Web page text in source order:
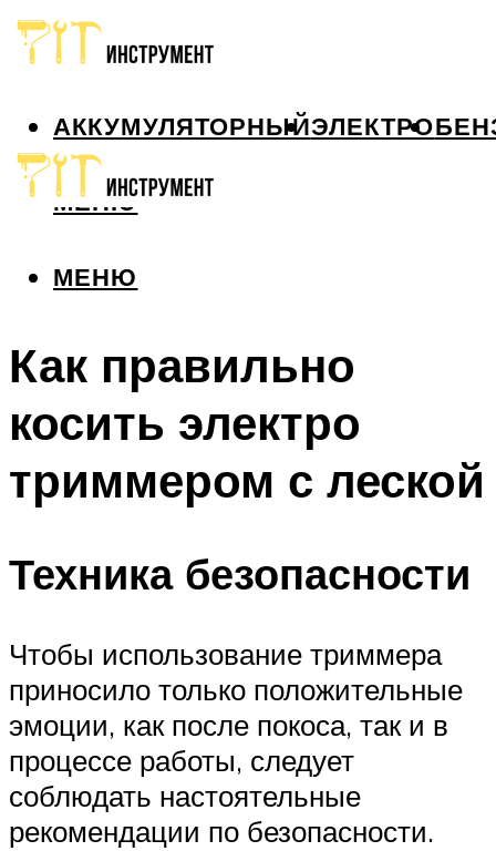
АККУМУЛЯТОРНЫЙЭЛЕКТРО
МЕНЮ
МЕНЮ
Как правильно
косить электро
триммером с леской
Техника безопасности
Чтобы использование триммера
приносило только положительные
эмоции, как после покоса, так и в
процессе работы, следует
соблюдать настоятельные
рекомендации по безопасности.